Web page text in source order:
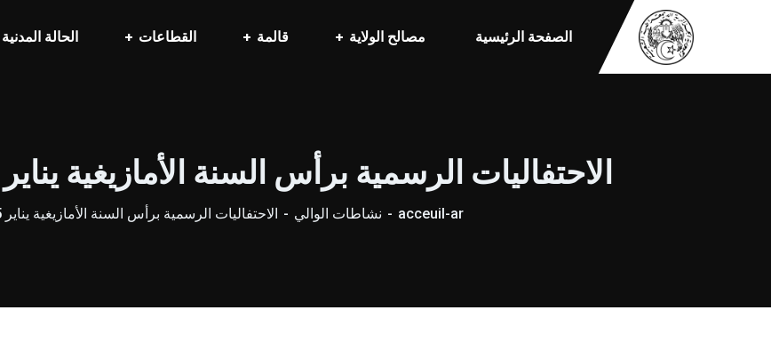
الصفحة الرئيسية مصالح الولاية قالمة القطاعات الحالة المدنية
الاحتفاليات الرسمية برأس السنة الأمازيغية يناير 2975من ولاية قالمة
acceuil-ar نشاطات الوالي الاحتفاليات الرسمية برأس السنة الأمازيغية يناير 2975من ولاية قالمة